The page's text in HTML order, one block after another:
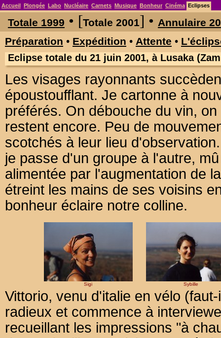
Accueil Plongée Labo Nucléaire Carnets Musique Bonheur Cinéma Eclipses
Totale 1999 • [Totale 2001] • Annulaire
Préparation • Expédition • Attente •
Eclipse totale du 21 juin 2001, à Lusaka
Les visages rayonnants
époustoufflant. Je cartonne à
préférés. On débouche du vin,
restent encore. Peu de
scotchés à leur lieu
je passe d'un groupe à l'autre,
alimentée par l'augmentation de
étreint les mains de ses voisins
bonheur éclaire notre colline.
Sigi Sybille
Vittorio, venu d'italie en vélo
radieux et commence à
recueillant les impressions "à